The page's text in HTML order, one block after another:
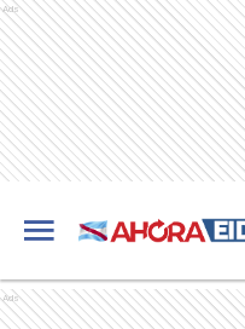
Ads
Ads